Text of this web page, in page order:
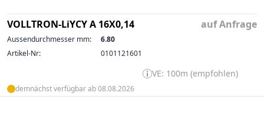
VOLLTRON-LiYCY A 16X0,14 auf Anfrage
Aussendurchmesser mm:
6.80
Artikel-Nr:
0101121601
VE: 100m (empfohlen)
demnächst verfügbar ab 08.08.2026